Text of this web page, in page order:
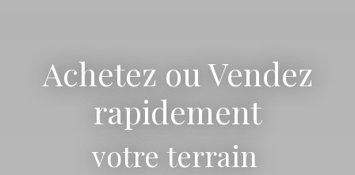
Achetez ou Vendez
rapidement
votre terrain